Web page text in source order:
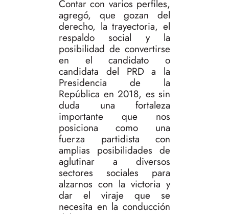
Contar con varios perfiles,
agregó, que gozan del
derecho, la trayectoria, el
respaldo social y la
posibilidad de convertirse
en el candidato o
candidata del PRD a la
Presidencia de la
República en 2018, es sin
duda una fortaleza
importante que nos
posiciona como una
fuerza partidista con
amplias posibilidades de
aglutinar a diversos
sectores sociales para
alzarnos con la victoria y
dar el viraje que se
necesita en la conducción